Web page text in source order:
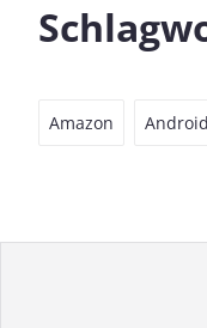
Amazon Android